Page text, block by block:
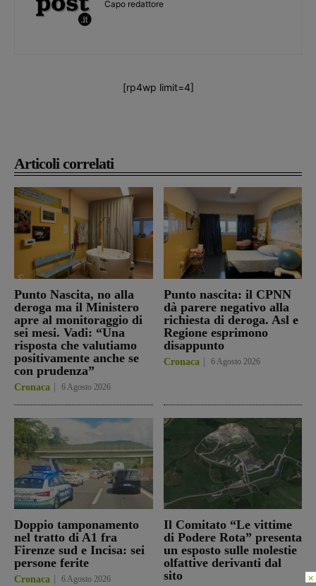
Articoli correlati
Punto Nascita, no alla
deroga ma il Ministero
apre al monitoraggio di
sei mesi. Vadi: “Una
risposta che valutiamo
positivamente anche se
con prudenza”
Cronaca 6 Agosto 2026
Punto nascita: il CPNN
dà parere negativo alla
richiesta di deroga. Asl e
Regione esprimono
disappunto
Cronaca 6 Agosto 2026
Doppio tamponamento
nel tratto di A1 fra
Firenze sud e Incisa: sei
persone ferite
Cronaca 6 Agosto 2026
Il Comitato “Le vittime
di Podere Rota” presenta
un esposto sulle molestie
olfattive derivanti dal
sito
Capo redattore
[rp4wp limit=4]